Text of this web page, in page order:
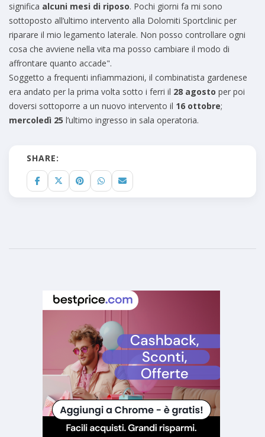
significa alcuni mesi di riposo. Pochi giorni fa mi sono
sottoposto all’ultimo intervento alla Dolomiti Sportclinic per
riparare il mio legamento laterale. Non posso controllare ogni
cosa che avviene nella vita ma posso cambiare il modo di
affrontare quanto accade".
Soggetto a frequenti infiammazioni, il combinatista gardenese
era andato per la prima volta sotto i ferri il 28 agosto per poi
doversi sottoporre a un nuovo intervento il 16 ottobre;
mercoledì 25 l’ultimo ingresso in sala operatoria.
SHARE: